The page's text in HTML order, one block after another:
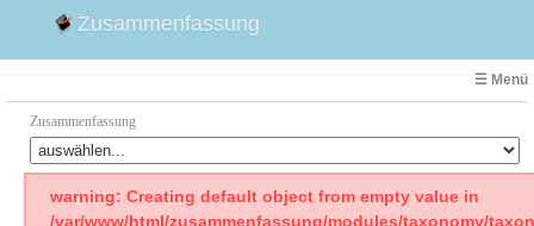
Zusammenfassung
☰ Menü
Zusammenfassung
Faustwarning: Creating default object from empty value in
/var/www/html/zusammenfassung/modules/taxonomy/